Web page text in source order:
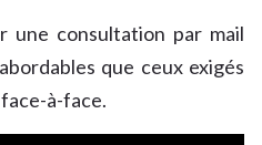
une consultation par mail
que ceux exigés
à-face.